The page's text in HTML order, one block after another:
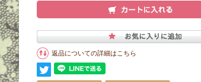
返品についての詳細はこちら